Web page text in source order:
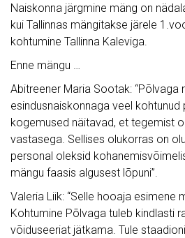
Naiskonna järgmine mäng on
kui Tallinnas mängitakse järele
kohtumine Tallinna Kaleviga.
Enne mängu …
Abitreener Maria Sootak: “Põlvaga
esindusnaiskonnaga veel
kogemused näitavad, et tegemist
vastasega. Sellises olukorras on
personal oleksid
mängu faasis algusest lõpuni”.
Valeria Liik: “Selle hooaja esimene
Kohtumine Põlvaga tuleb kindlasti
võiduseeriat jätkama. Tule